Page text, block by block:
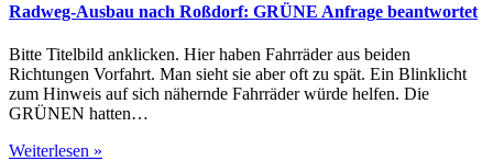
Radweg-Ausbau nach Roßdorf: GRÜNE Anfrage beantwortet
Bitte Titelbild anklicken. Hier haben Fahrräder aus beiden
Richtungen Vorfahrt. Man sieht sie aber oft zu spät. Ein Blinklicht
zum Hinweis auf sich nähernde Fahrräder würde helfen. Die
GRÜNEN hatten…
Weiterlesen »